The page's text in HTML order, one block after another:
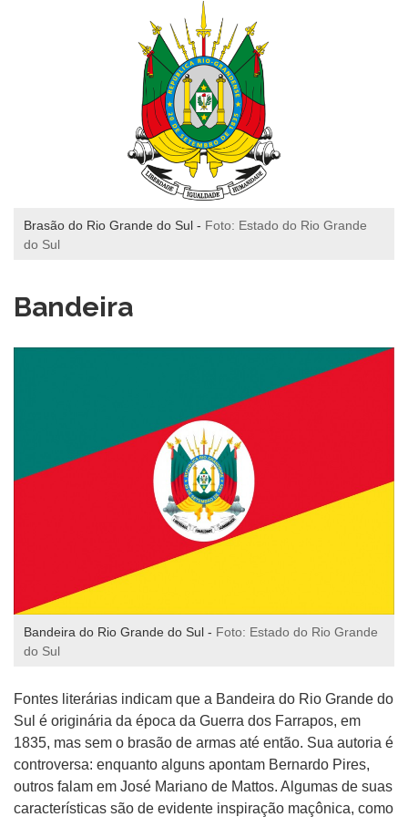
Brasão do Rio Grande do Sul - Foto: Estado do Rio Grande
do Sul
Bandeira
Bandeira do Rio Grande do Sul - Foto: Estado do Rio Grande
do Sul
Fontes literárias indicam que a Bandeira do Rio Grande do
Sul é originária da época da Guerra dos Farrapos, em
1835, mas sem o brasão de armas até então. Sua autoria é
controversa: enquanto alguns apontam Bernardo Pires,
outros falam em José Mariano de Mattos. Algumas de suas
características são de evidente inspiração maçônica, como